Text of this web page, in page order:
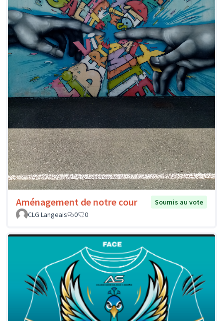
Aménagement de notre cour
Soumis au vote
CLG Langeais
0 0